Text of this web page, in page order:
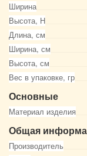
Ширина
Высота, Н
Длина, см
Ширина, см
Высота, см
Вес в упаковке, гр
Основные
Материал изделия
Общая
Производитель